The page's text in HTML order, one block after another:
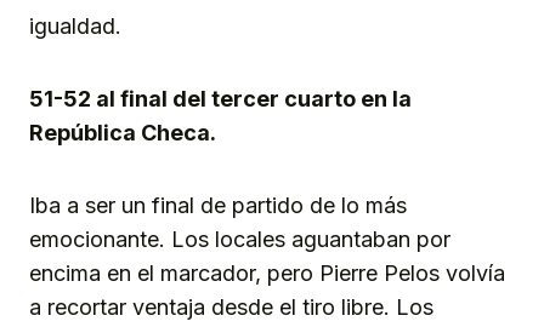
igualdad.
51-52 al final del tercer cuarto en la
República Checa.
Iba a ser un final de partido de lo más
emocionante. Los locales aguantaban por
encima en el marcador, pero Pierre Pelos volvía
a recortar ventaja desde el tiro libre. Los